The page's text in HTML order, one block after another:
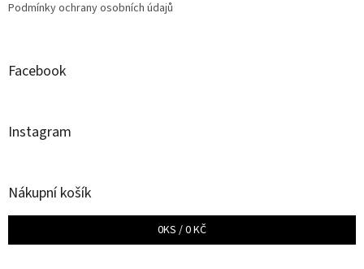
Podmínky ochrany osobních údajů
Facebook
Instagram
Nákupní košík
0KS /0 KČ